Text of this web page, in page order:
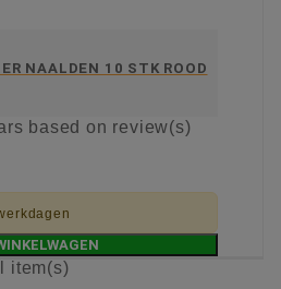
NAALDEN 10 STK ROOD
based on review(s)
item(s)